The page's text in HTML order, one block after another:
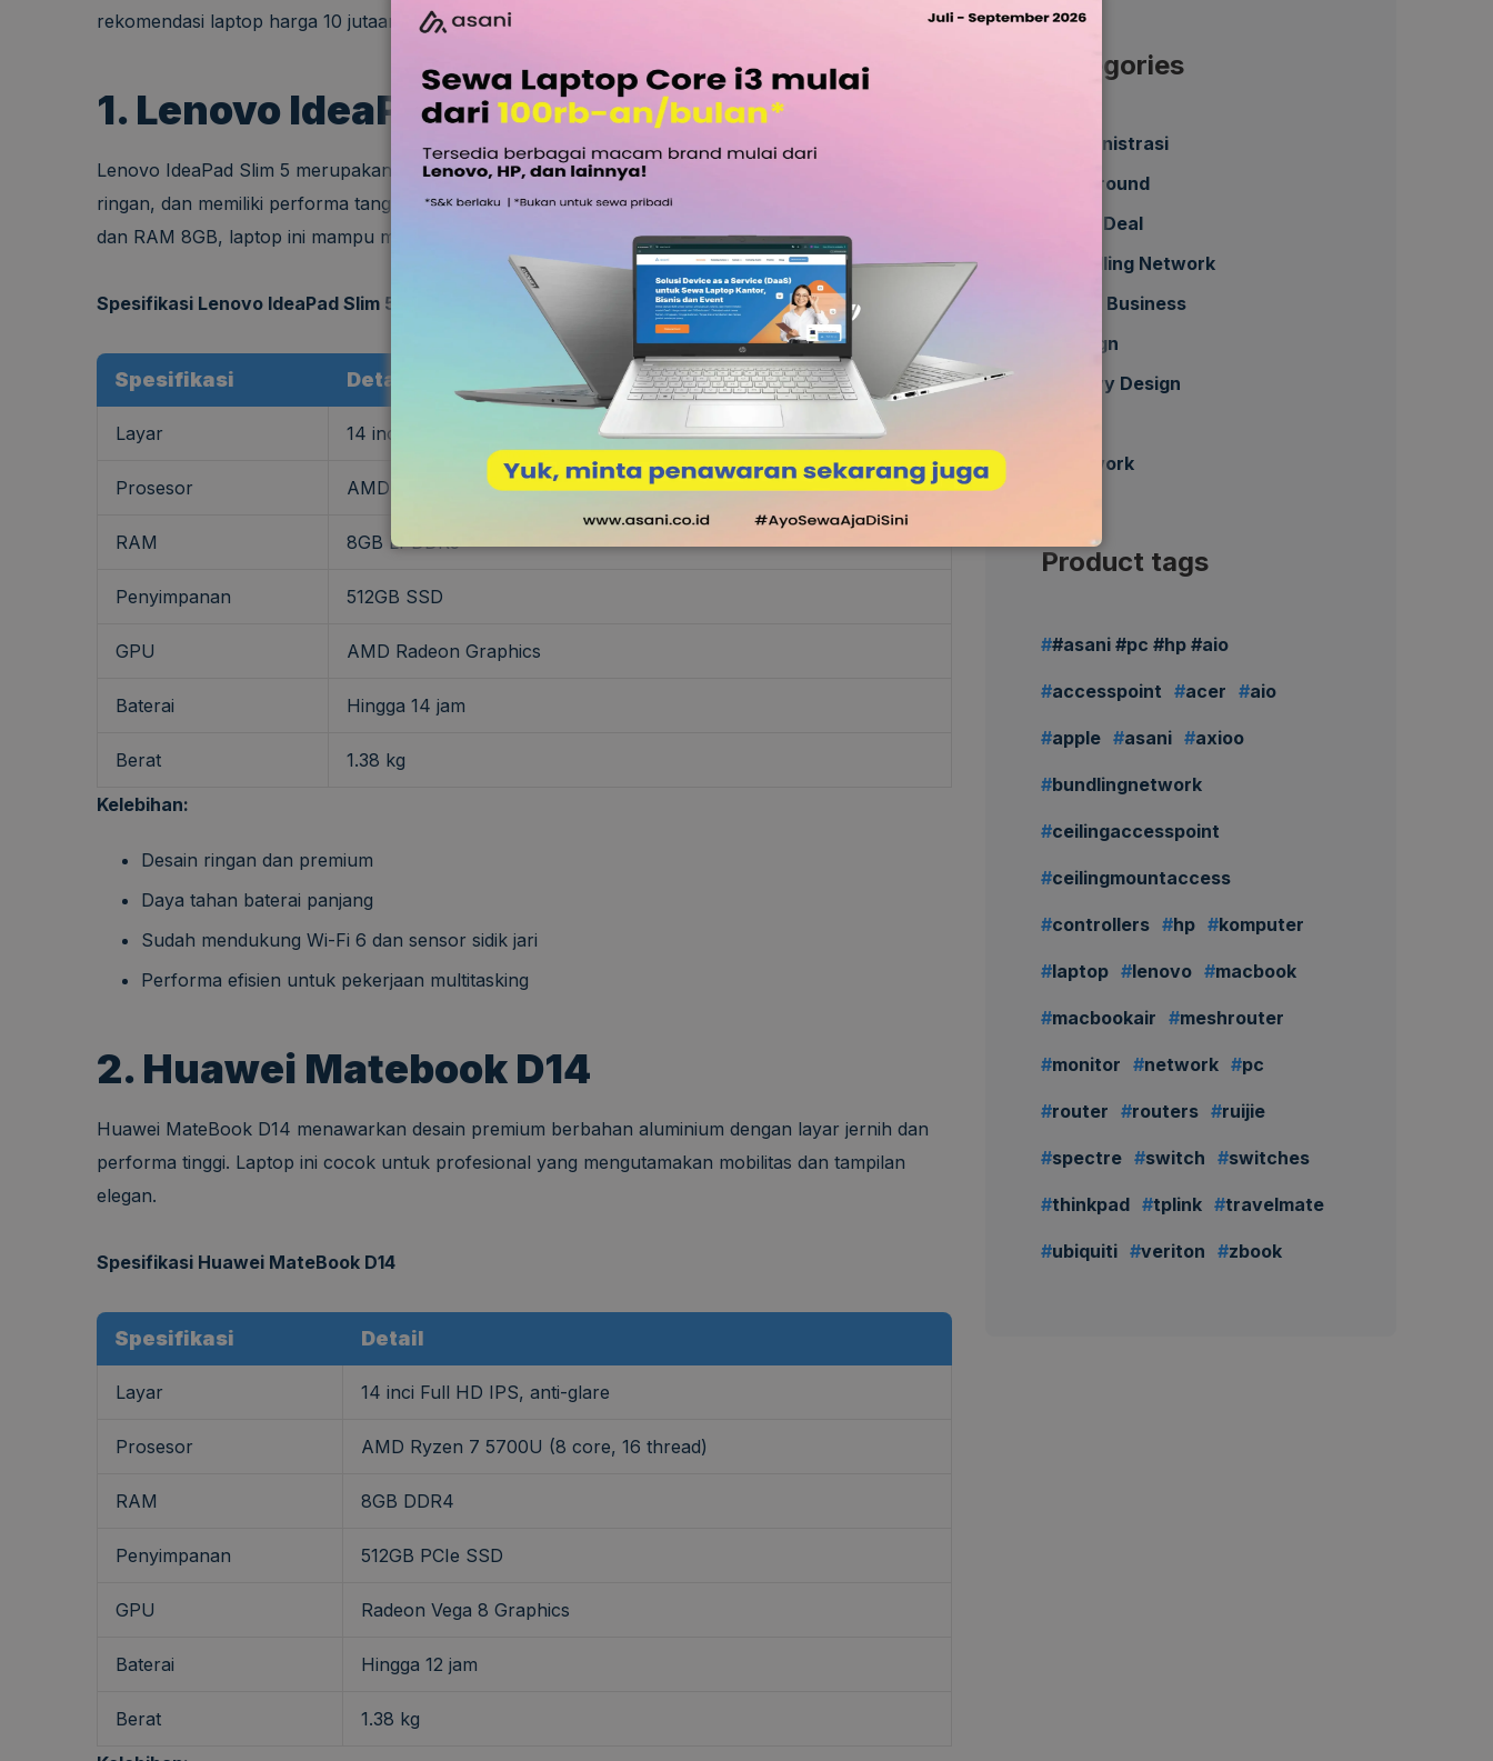
rekomendasi laptop harga 10 jutaan terbaik yang layak dipertimbangkan untuk kebutuhan kerja:
1. Lenovo IdeaPad Slim 5
Lenovo IdeaPad Slim 5 merupakan pilihan ideal bagi pengguna yang menginginkan laptop tipis,
ringan, dan memiliki performa tangguh untuk multitasking harian. Dengan prosesor AMD Ryzen 5
dan RAM 8GB, laptop ini mampu menangani berbagai aplikasi produktivitas tanpa hambatan.
Spesifikasi Lenovo IdeaPad Slim 5
Spesifikasi Detail
Layar 14 inci Full HD (1920 x 1080), IPS
Prosesor AMD Ryzen 5 7530U (6 core, up to 4.5GHz)
RAM 8GB LPDDR5
Penyimpanan 512GB SSD
GPU AMD Radeon Graphics
Baterai Hingga 14 jam
Berat
1.38 kg
Kelebihan:
Desain ringan dan premium
Daya tahan baterai panjang
Sudah mendukung Wi-Fi 6 dan sensor sidik jari
Performa efisien untuk pekerjaan multitasking
2. Huawei Matebook D14
Huawei MateBook D14 menawarkan desain premium berbahan aluminium dengan layar jernih dan
performa tinggi. Laptop ini cocok untuk profesional yang mengutamakan mobilitas dan tampilan
elegan.
Spesifikasi Huawei MateBook D14
Spesifikasi Detail
Layar 14 inci Full HD IPS, anti-glare
Prosesor AMD Ryzen 7 5700U (8 core, 16 thread)
RAM 8GB DDR4
Penyimpanan 512GB PCIe SSD
GPU Radeon Vega 8 Graphics
Baterai Hingga 12 jam
Berat
1.38 kg
Categories
Administrasi
All Around
Best Deal
Bundling Network
Daily Business
Design
Heavy Design
Network
Product tags
#asani #pc #hp #aio
accesspoint acer aio
apple asani axioo
bundlingnetwork
ceilingaccesspoint
ceilingmountaccess
controllers hp komputer
laptop lenovo macbook
macbookair meshrouter
monitor network pc
router routers ruijie
spectre switch switches
thinkpad tplink travelmate
ubiquiti veriton zbook